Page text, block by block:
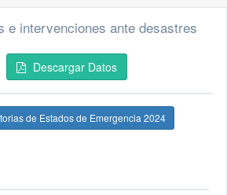
e intervenciones ante desastres
Descargar Datos
de Estados de Emergencia 2024